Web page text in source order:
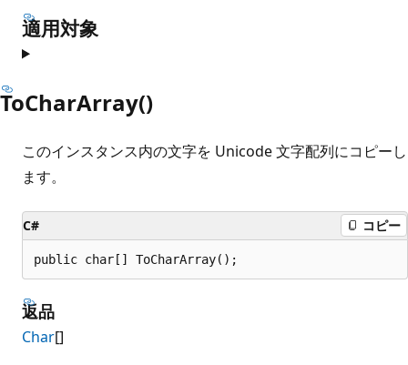
適用対象
ToCharArray()
このインスタンス内の文字を Unicode 文字配列にコピーし
ます。
C# コピー
public char[] ToCharArray();
返品
Char[]